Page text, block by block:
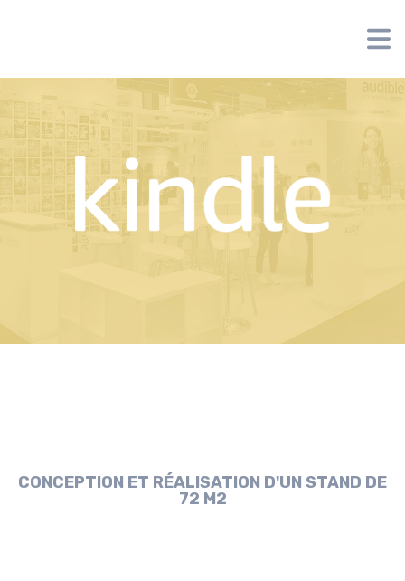
CONCEPTION ET RÉALISATION D'UN STAND DE
72 M2